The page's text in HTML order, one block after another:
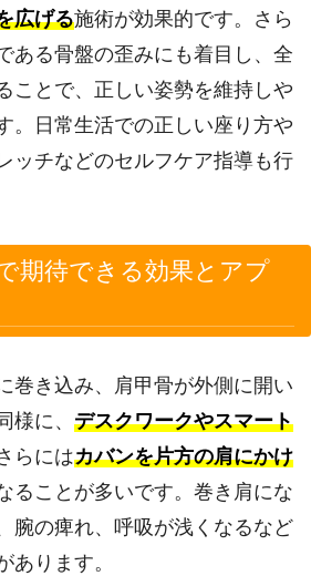
広げる施術が効果的です。さら
ある骨盤の歪みにも着目し、全
ことで、正しい姿勢を維持しや
。日常生活での正しい座り方や
ッチなどのセルフケア指導も行
期待できる効果とアプ
巻き込み、肩甲骨が外側に開い
様に、 デスクワークやスマート
らにはカバンを片方の肩にかけ
ることが多いです。巻き肩にな
腕の痺れ、呼吸が浅くなるなど
あります。